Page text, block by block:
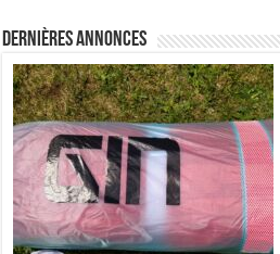
Dernières annonces